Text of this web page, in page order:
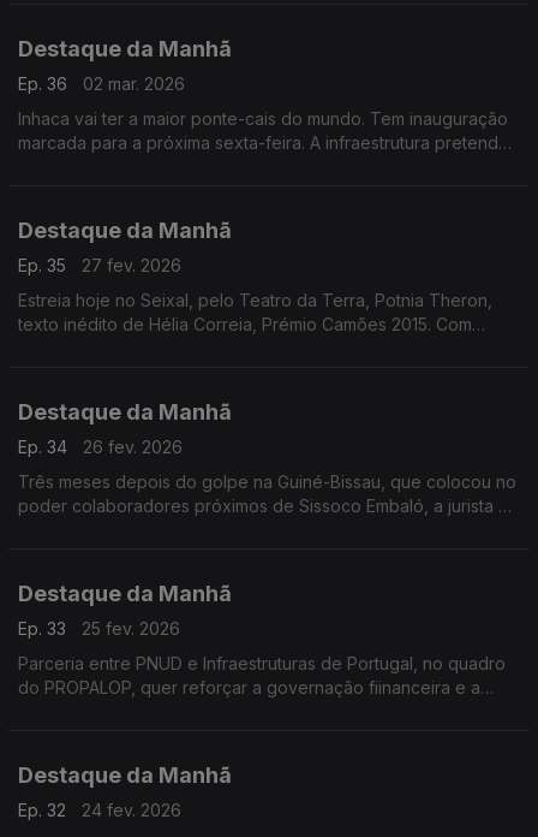
Destaque da Manhã
Ep. 36
02 mar. 2026
Inhaca vai ter a maior ponte-cais do mundo. Tem inauguração
marcada para a próxima sexta-feira. A infraestrutura pretende
Destaque da Manhã
Ep. 35
27 fev. 2026
Estreia hoje no Seixal, pelo Teatro da Terra, Potnia Theron,
texto inédito de Hélia Correia, Prémio Camões 2015. Com
Destaque da Manhã
Ep. 34
26 fev. 2026
Três meses depois do golpe na Guiné-Bissau, que colocou no
poder colaboradores próximos de Sissoco Embaló, a jurista e
Destaque da Manhã
Ep. 33
25 fev. 2026
Parceria entre PNUD e Infraestruturas de Portugal, no quadro
do PROPALOP, quer reforçar a governação fiinanceira e a
Destaque da Manhã
Ep. 32
24 fev. 2026